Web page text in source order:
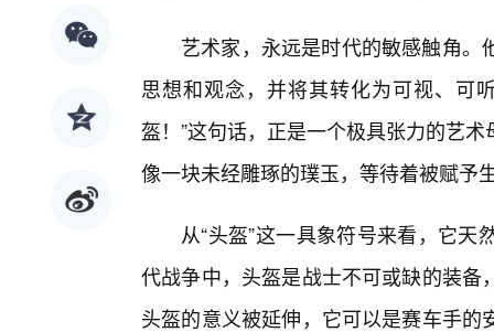
艺术家，永远是时代的敏感触角
思想和观念，并将其转化为可视、可
盔！”这句话，正是一个极具张力的艺
像一块未经雕琢的璞玉，等待着被赋予
从“头盔”这一具象符号来看，它
代战争中，头盔是战士不可或缺的装
头盔的意义被延伸，它可以是赛车手